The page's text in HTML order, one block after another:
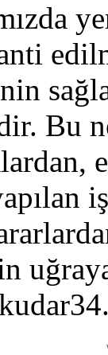
Bu